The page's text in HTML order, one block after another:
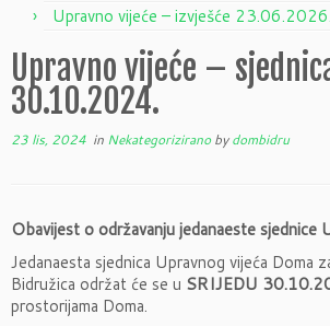
Upravno vijeće – izvješće 23.06.2026.
Upravno vijeće –
30.10.2024.
23 lis, 2024 in Nekategoriziranobydombidru
Obavijest o održavanju jedanaeste sjednice
Jedanaesta sjednica Upravnog vijeća Doma
Bidružica održat će se u SRIJEDU
prostorijama Doma.